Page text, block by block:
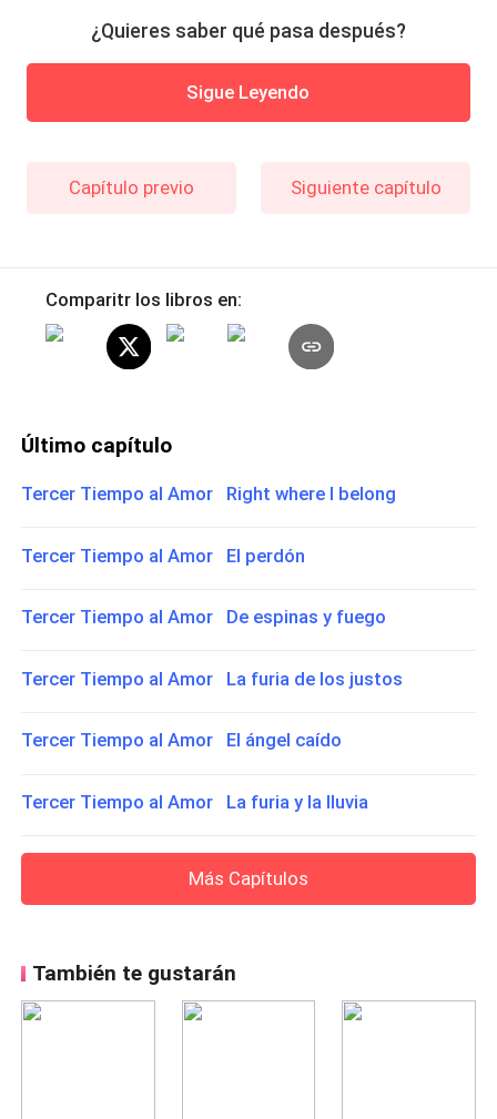
¿Quieres saber qué pasa después?
Sigue Leyendo
Capítulo previo Siguiente capítulo
Comparitr los libros en:
Último capítulo
Tercer Tiempo al Amor Right where I belong
Tercer Tiempo al Amor El perdón
Tercer Tiempo al Amor De espinas y fuego
Tercer Tiempo al Amor La furia de los justos
Tercer Tiempo al Amor El ángel caído
Tercer Tiempo al Amor La furia y la lluvia
Más Capítulos
También te gustarán